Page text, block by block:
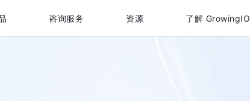
咨询服务 资源 了解 GrowingIO